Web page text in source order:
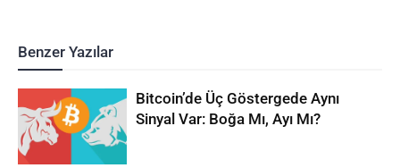
Benzer Yazılar
Bitcoin’de Üç Göstergede Aynı
Sinyal Var: Boğa Mı, Ayı Mı?